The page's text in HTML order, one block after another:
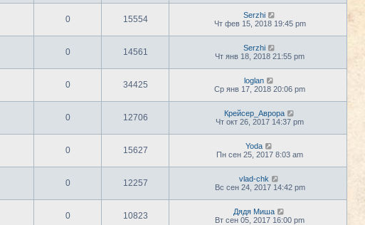
0 15554
Serzhi
Чт фев 15, 2018 19:45 pm
0 14561
Serzhi
Чт янв 18, 2018 21:55 pm
0 34425
loglan
Ср янв 17, 2018 20:06 pm
0 12706
Крейсер_Аврора
Чт окт 26, 2017 14:37 pm
0 15627
Yoda
Пн сен 25, 2017 8:03 am
0 12257
vlad-chk
Вс сен 24, 2017 14:42 pm
0 10823
Дядя Миша
Вт сен 05, 2017 16:00 pm